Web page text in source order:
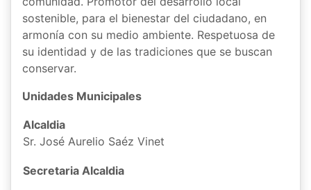
sostenible, para el bienestar del ciudadano, en
armonía con su medio ambiente. Respetuosa de
su identidad y de las tradiciones que se buscan
conservar.
Unidades Municipales
Alcaldia
Sr. José Aurelio Saéz Vinet
Secretaria Alcaldia